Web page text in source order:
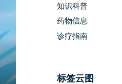
知识科普
药物信息
诊疗指南
标签云图